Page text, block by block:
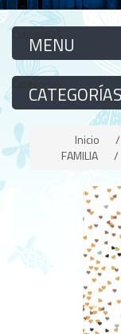
Categorías
Categorías
Inicio /
FAMILIA
/